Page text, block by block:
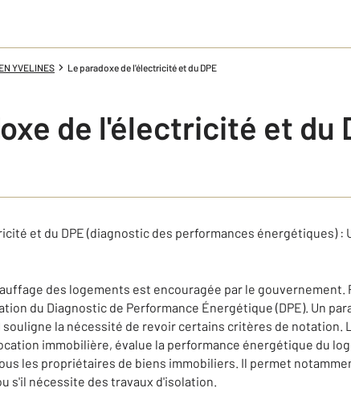
YVELINES Le paradoxe de l'électricité et du DPE
de l'électricité et du
et du DPE (diagnostic des performances énergétiques)
des logements est encouragée par le
du Diagnostic de Performance Énergétique (DPE). Un
la nécessité de revoir certains critères de notation.
immobilière, évalue la performance énergétique du
les propriétaires de biens immobiliers. Il permet
s'il nécessite des travaux d'isolation.